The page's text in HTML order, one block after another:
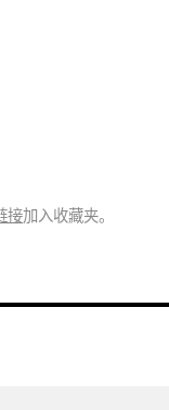
接加入收藏夹。